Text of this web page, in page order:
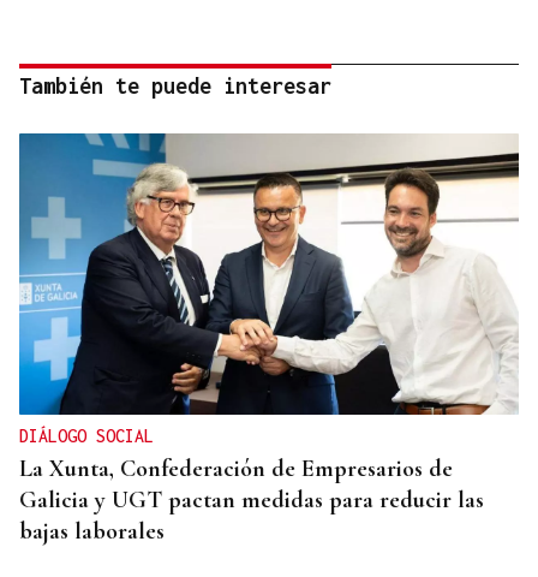
También te puede interesar
DIÁLOGO SOCIAL
La Xunta, Confederación de Empresarios de
Galicia y UGT pactan medidas para reducir las
bajas laborales